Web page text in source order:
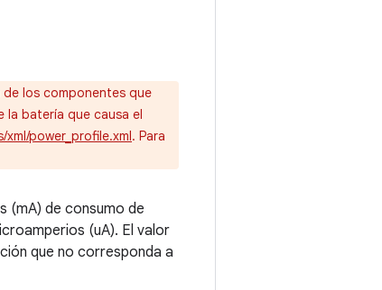
los componentes que
la batería que causa el
power_profile.xml. Para
(mA) de consumo de
(uA). El valor
que no corresponda a